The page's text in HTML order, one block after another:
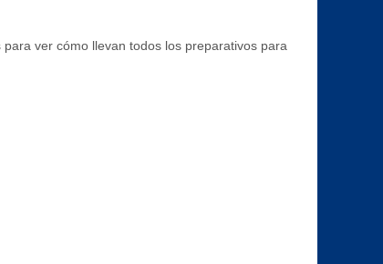
ver cómo llevan todos los preparativos para